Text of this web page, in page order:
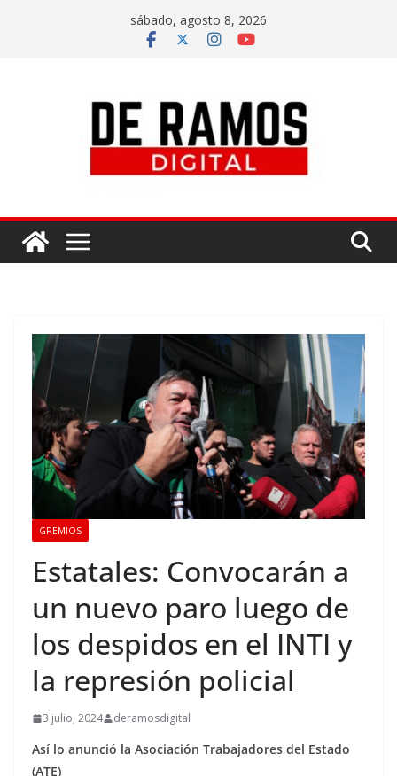
sábado, agosto 8, 2026
GREMIOS
Estatales: Convocarán a
un nuevo paro luego de
los despidos en el INTI y
la represión policial
3 julio, 2024 deramosdigital
Así lo anunció la Asociación Trabajadores del Estado
(ATE)